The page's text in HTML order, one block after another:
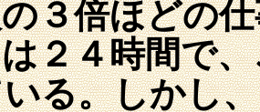
３倍ほどの
２４時間で
る。しかし